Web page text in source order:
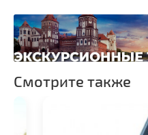
заказники
Смотрите также